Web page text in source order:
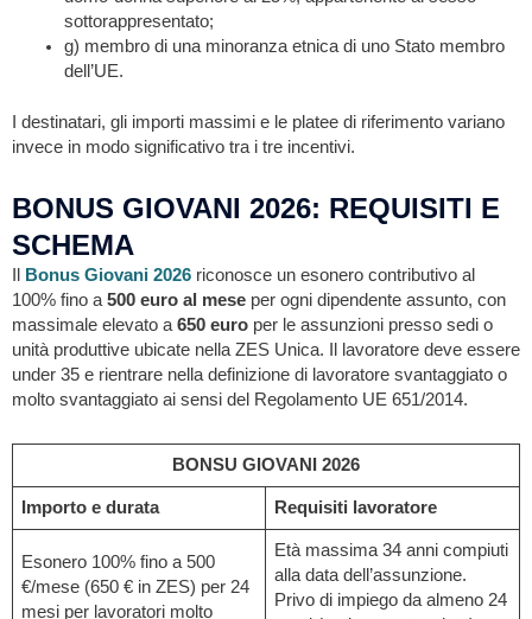
sottorappresentato;
g) membro di una minoranza etnica di uno Stato membro
dell’UE.
I destinatari, gli importi massimi e le platee di riferimento variano
invece in modo significativo tra i tre incentivi.
BONUS GIOVANI 2026: REQUISITI E
SCHEMA
Bonus Giovani 2026 riconosce un esonero contributivo al
100% fino a500 euro al mese per ogni dipendente assunto, con
massimale elevato a650 euro per le assunzioni presso sedi o
unità produttive ubicate nella ZES Unica. Il lavoratore deve essere
under 35 e rientrare nella definizione di lavoratore svantaggiato o
molto svantaggiato ai sensi del Regolamento UE 651/2014.
BONSU GIOVANI 2026
Importo e durata Requisiti lavoratore
Esonero 100% fino a 500
€/mese (650 € in ZES) per 24
mesi per lavoratori molto
Età massima 34 anni compiuti
alla data dell’assunzione.
Privo di impiego da almeno 24